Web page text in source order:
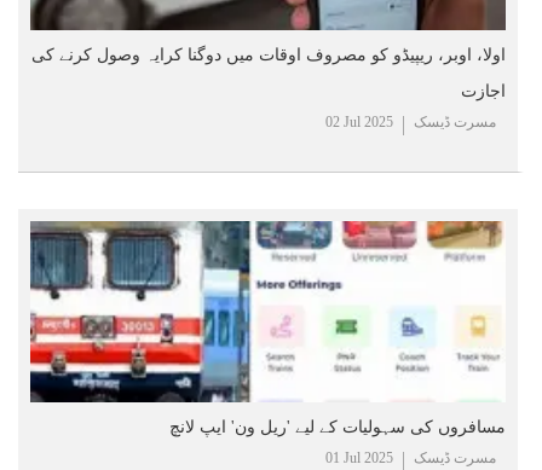
اولا، اوبر، ریپیڈو کو مصروف اوقات میں دوگنا کرایہ وصول کرنے کی
اجازت
02 Jul 2025 مسرت ڈیسک
مسافروں کی سہولیات کے لیے 'ریل ون' ایپ لانچ
01 Jul 2025 مسرت ڈیسک